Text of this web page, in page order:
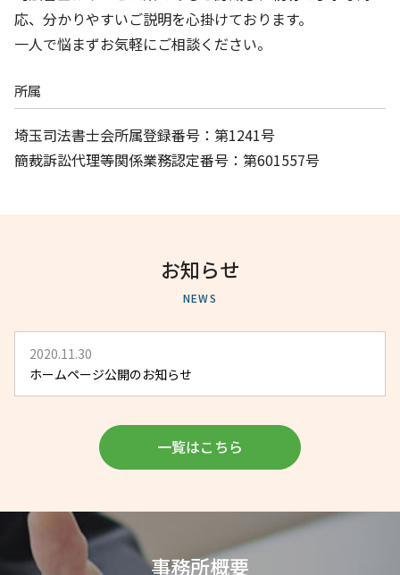
応、分かりやすいご説明を心掛けております。
一人で悩まずお気軽にご相談ください。
所属
埼玉司法書士会所属登録番号：第1241号
簡裁訴訟代理等関係業務認定番号：第601557号
お知らせ
NEWS
2020.11.30
ホームページ公開のお知らせ
一覧はこちら
事務所概要